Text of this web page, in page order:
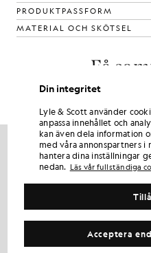
PRODUKTPASSFORM
MATERIAL OCH SKÖTSEL
Få
Skapa en komplett outfit
Din integritet
Lyle & Scott använder
anpassa innehållet och
kan även dela information
med våra annonspartners i
hantera dina inställningar
nedan. Läs vår fullständiga
Acceptera